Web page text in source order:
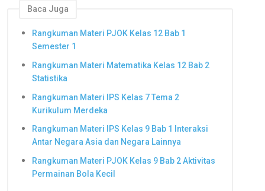
Baca Juga
Rangkuman Materi PJOK Kelas 12 Bab 1
Semester 1
Rangkuman Materi Matematika Kelas 12 Bab 2
Statistika
Rangkuman Materi IPS Kelas 7 Tema 2
Kurikulum Merdeka
Rangkuman Materi IPS Kelas 9 Bab 1 Interaksi
Antar Negara Asia dan Negara Lainnya
Rangkuman Materi PJOK Kelas 9 Bab 2 Aktivitas
Permainan Bola Kecil